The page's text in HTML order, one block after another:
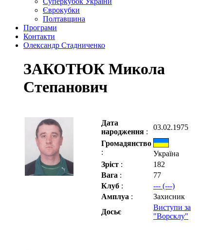
Єврокубки
Полтавщина
Програми
Контакти
Олександр Стадниченко
ЗАКОТЮК Микола
Степанович
Дата
народження :
03.02.1975
Громадянство
:
Україна
Зріст :
182
Вага :
77
Клуб :
--- (---)
Амплуа :
Захисник
Досьє
Виступи за
"Ворсклу"